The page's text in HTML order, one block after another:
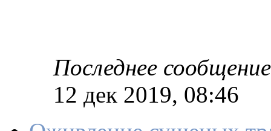
Последнее сообщение
12 дек 2019, 08:46